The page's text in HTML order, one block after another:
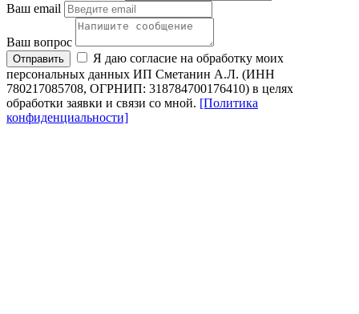
Ваш email
Ваш вопрос
Отправить
Я даю согласие на обработку моих
персональных данных ИП Сметанин А.Л. (ИНН
780217085708, ОГРНИП: 318784700176410) в целях
обработки заявки и связи со мной. [Политика
конфиденциальности]